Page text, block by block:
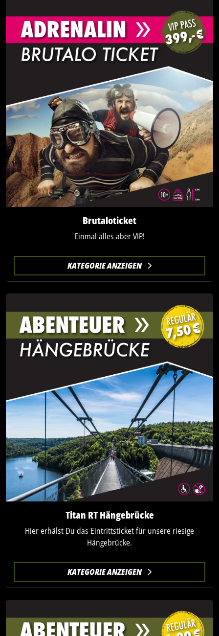
Brutaloticket
Einmal alles aber VIP!
KATEGORIE ANZEIGEN
Titan RT Hängebrücke
Hier erhälst Du das Eintrittsticket für unsere riesige
Hängebrücke.
KATEGORIE ANZEIGEN